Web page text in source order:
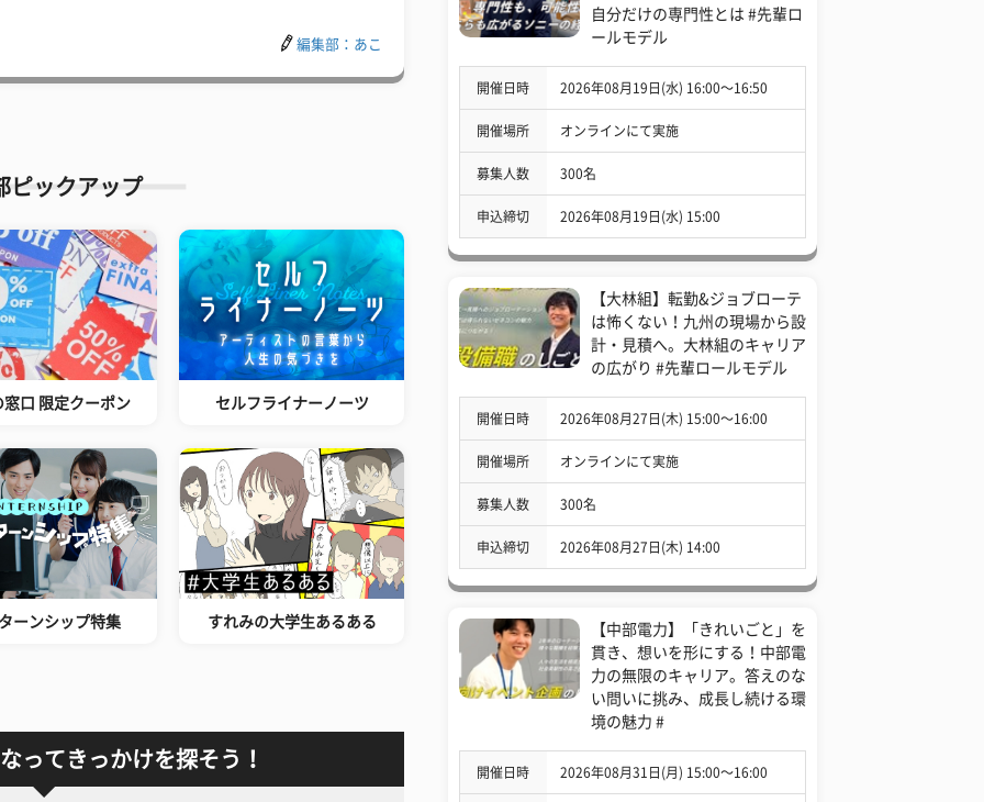
編集部：あこ
ピックアップ
窓口 限定クーポン セルフライナーノーツ
ーンシップ特集 すれみの大学生あるある
ってきっかけを探そう！
自分だけの専門性とは #先輩ロ
ールモデル
開催日時 2026年08月19日(水) 16:00〜16:50
開催場所 オンラインにて実施
募集人数 300名
申込締切 2026年08月19日(水) 15:00
【大林組】転勤&ジョブローテ
は怖くない！九州の現場から設
計・見積へ。大林組のキャリア
の広がり #先輩ロールモデル
開催日時 2026年08月27日(木) 15:00〜16:00
開催場所 オンラインにて実施
募集人数 300名
申込締切 2026年08月27日(木) 14:00
【中部電力】「きれいごと」を
貫き、想いを形にする！中部電
力の無限のキャリア。答えのな
い問いに挑み、成長し続ける環
境の魅力 #
開催日時 2026年08月31日(月) 15:00〜16:00